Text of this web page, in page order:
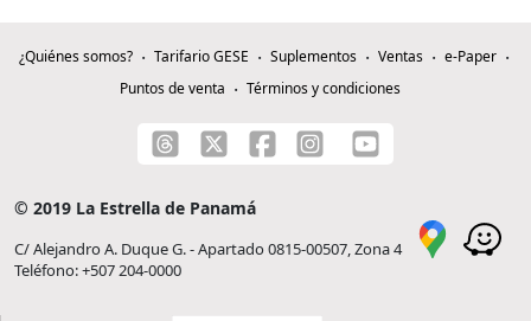
¿Quiénes somos? Tarifario GESE Suplementos Ventas
e-Paper
Puntos de venta
Términos y condiciones
© 2019 La Estrella de Panamá
C/ Alejandro A. Duque G. - Apartado 0815-00507, Zona 4
Teléfono: +507 204-0000